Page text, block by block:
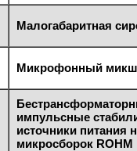
Малогабаритная
Микрофонный
импульсные
источники питания
микросборок ROHM